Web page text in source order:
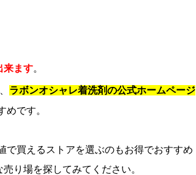
来ます。
ラボンオシャレ着洗剤の公式ホームページ
です。
で買えるストアを選ぶのもお得でおすすめ
り場を探してみてください。